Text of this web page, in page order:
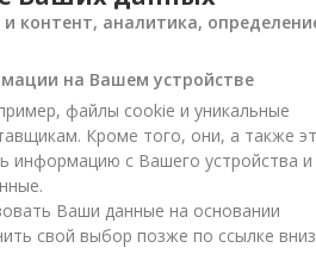
контент, аналитика,
на Вашем устройстве
файлы cookie и уникальные
Кроме того, они, а также
информацию с Вашего устройства и
Ваши данные на основании
свой выбор позже по ссылке